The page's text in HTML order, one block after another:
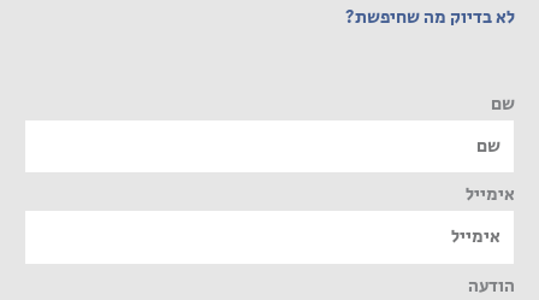
לא בדיוק מה שחיפשת?
שם
אימייל
הודעה